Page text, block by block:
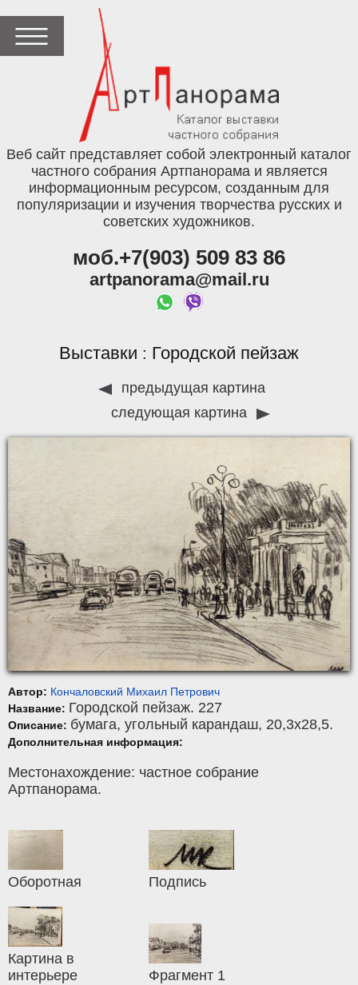
Веб сайт представляет собой электронный каталог
частного собрания Артпанорама и является
информационным ресурсом, созданным для
популяризации и изучения творчества русских и
советских художников.
моб.+7(903) 509 83 86
artpanorama@mail.ru
Выставки : Городской пейзаж
предыдущая картина
следующая картина
Автор: Кончаловский Михаил Петрович
Название: Городской пейзаж. 227
Описание: бумага, угольный карандаш, 20,3x28,5.
Дополнительная информация:
Местонахождение: частное собрание
Артпанорама.
Оборотная Подпись
Картина в
интерьере
Фрагмент 1